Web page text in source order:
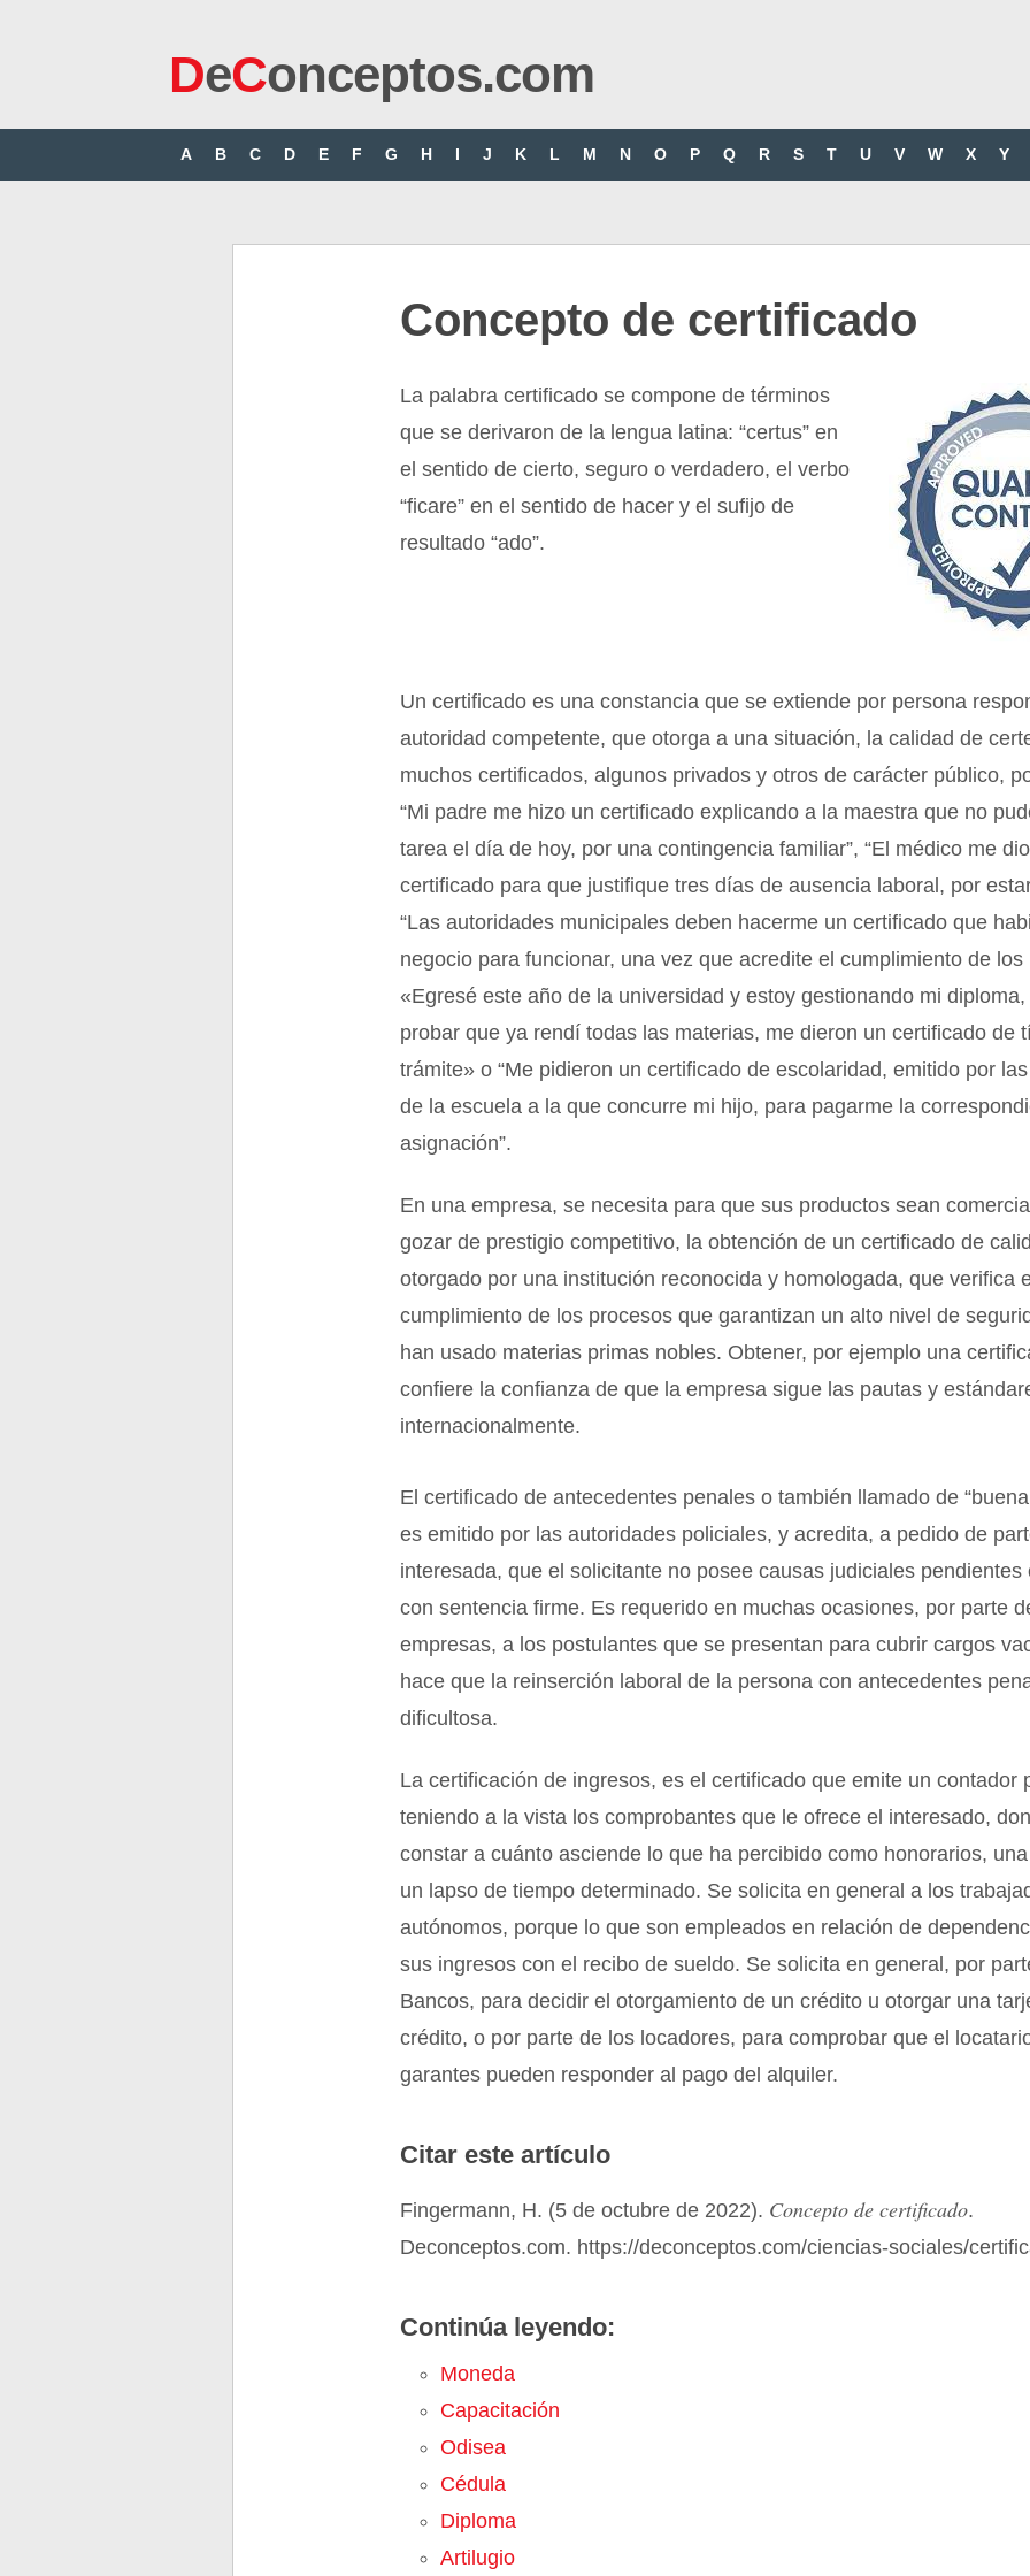
DeConceptos.com
A B C D E F G H I J K L M N O P Q R S T U V W X Y
Concepto de certificado
La palabra certificado se compone de términos
que se derivaron de la lengua latina: “certus” en
el sentido de cierto, seguro o verdadero, el verbo
“ficare” en el sentido de hacer y el sufijo de
resultado “ado”.
Un certificado es una constancia que se extiende por persona
autoridad competente, que otorga a una situación, la calidad de
muchos certificados, algunos privados y otros de carácter público,
“Mi padre me hizo un certificado explicando a la maestra que no
tarea el día de hoy, por una contingencia familiar”, “El médico me
certificado para que justifique tres días de ausencia laboral, por
“Las autoridades municipales deben hacerme un certificado que
negocio para funcionar, una vez que acredite el cumplimiento de los
«Egresé este año de la universidad y estoy gestionando mi
probar que ya rendí todas las materias, me dieron un certificado de
trámite» o “Me pidieron un certificado de escolaridad, emitido por
de la escuela a la que concurre mi hijo, para pagarme la
asignación”.
En una empresa, se necesita para que sus productos sean
gozar de prestigio competitivo, la obtención de un certificado de
otorgado por una institución reconocida y homologada, que verifica
cumplimiento de los procesos que garantizan un alto nivel de
han usado materias primas nobles. Obtener, por ejemplo una
confiere la confianza de que la empresa sigue las pautas y
internacionalmente.
El certificado de antecedentes penales o también llamado de
es emitido por las autoridades policiales, y acredita, a pedido de
interesada, que el solicitante no posee causas judiciales pendientes
con sentencia firme. Es requerido en muchas ocasiones, por parte
empresas, a los postulantes que se presentan para cubrir cargos
hace que la reinserción laboral de la persona con antecedentes
dificultosa.
La certificación de ingresos, es el certificado que emite un contador
teniendo a la vista los comprobantes que le ofrece el interesado,
constar a cuánto asciende lo que ha percibido como honorarios,
un lapso de tiempo determinado. Se solicita en general a los
autónomos, porque lo que son empleados en relación de
sus ingresos con el recibo de sueldo. Se solicita en general, por
Bancos, para decidir el otorgamiento de un crédito u otorgar una
crédito, o por parte de los locadores, para comprobar que el
garantes pueden responder al pago del alquiler.
Citar este artículo
Fingermann, H. (5 de octubre de 2022). Concepto de certificado.
Deconceptos.com. https://deconceptos.com/ciencias-sociales/
Continúa leyendo:
Moneda
Capacitación
Odisea
Cédula
Diploma
Artilugio